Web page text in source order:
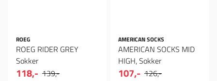
ROEG
ROEG RIDER GREY
Sokker
118,- 139,-
AMERICAN SOCKS
AMERICAN SOCKS MID
HIGH, Sokker
107,- 126,-